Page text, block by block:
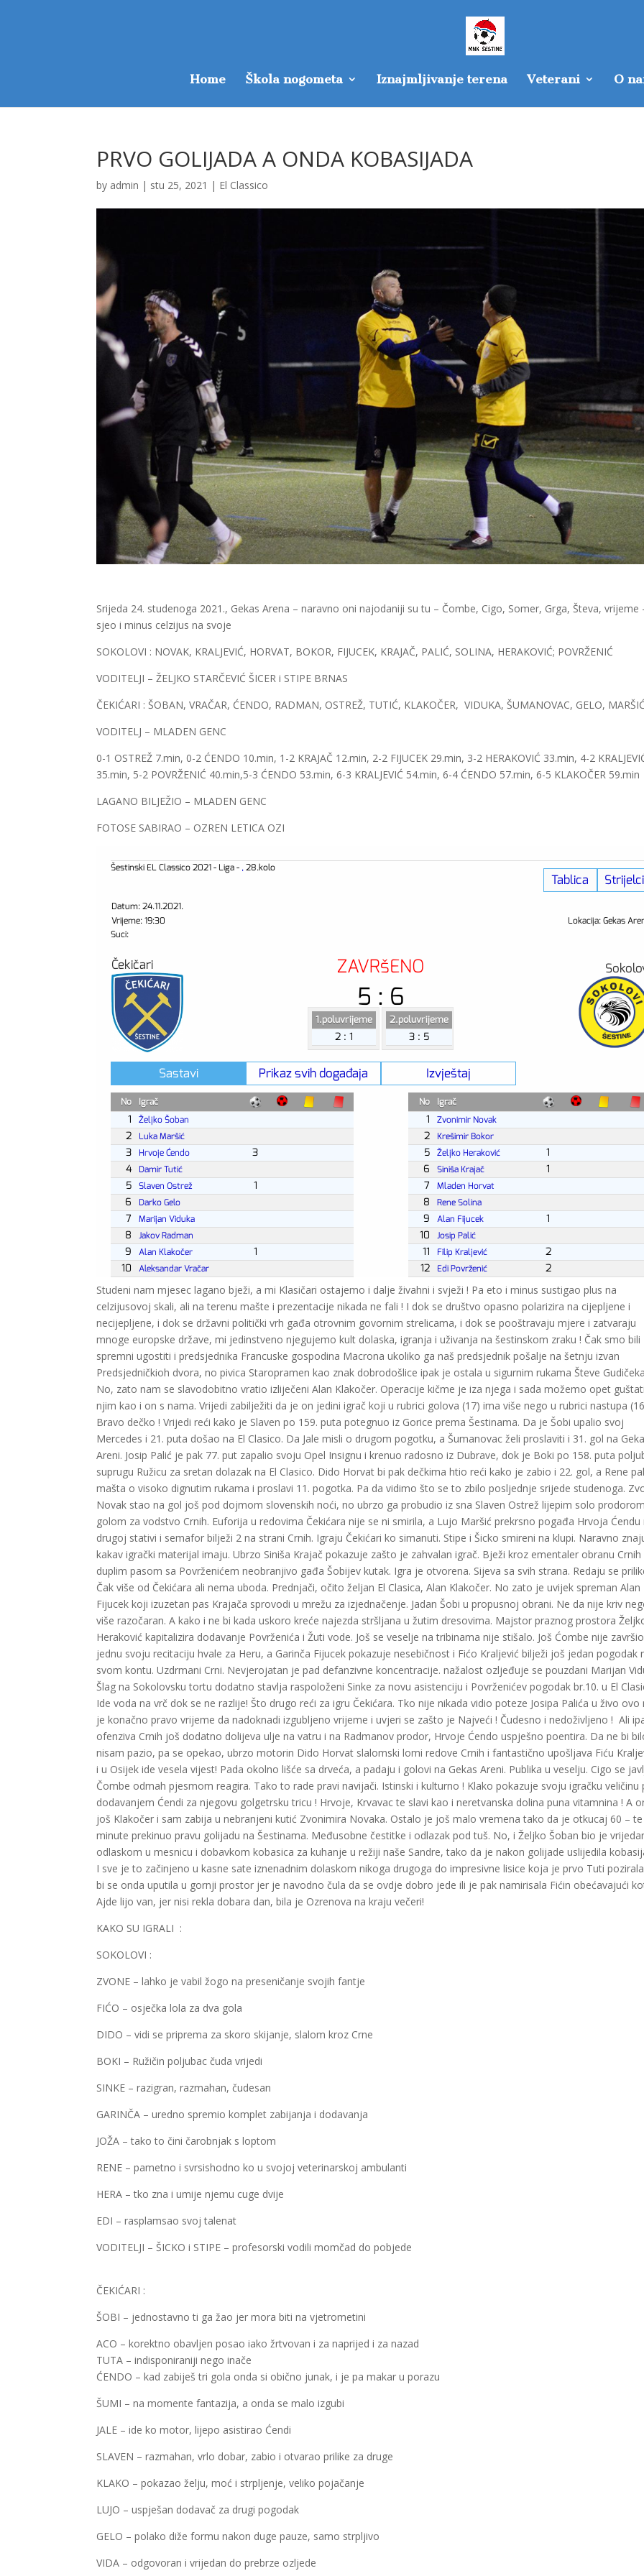
Home Škola nogometa Iznajmljivanje terena Veterani O
PRVO GOLIJADA A ONDA KOBASIJADA
by admin | stu 25, 2021 | El Classico
Srijeda 24. studenoga 2021., Gekas Arena – naravno oni najodaniji su tu – Čombe, Cigo, Somer, Grga, Števa, vrijeme
sjeo i minus celzijus na svoje
SOKOLOVI : NOVAK, KRALJEVIĆ, HORVAT, BOKOR, FIJUCEK, KRAJAČ, PALIĆ, SOLINA, HERAKOVIĆ; POVRŽENIĆ
VODITELJI – ŽELJKO STARČEVIĆ ŠICER i STIPE BRNAS
ČEKIĆARI : ŠOBAN, VRAČAR, ĆENDO, RADMAN, OSTREŽ, TUTIĆ, KLAKOČER, VIDUKA, ŠUMANOVAC, GELO,
VODITELJ – MLADEN GENC
0-1 OSTREŽ 7.min, 0-2 ĆENDO 10.min, 1-2 KRAJAČ 12.min, 2-2 FIJUCEK 29.min, 3-2 HERAKOVIĆ 33.min, 4-2
35.min, 5-2 POVRŽENIĆ 40.min,5-3 ĆENDO 53.min, 6-3 KRALJEVIĆ 54.min, 6-4 ĆENDO 57.min, 6-5 KLAKOČER 59.min
LAGANO BILJEŽIO – MLADEN GENC
FOTOSE SABIRAO – OZREN LETICA OZI
Studeni nam mjesec lagano bježi, a mi Klasičari ostajemo i dalje živahni i svježi ! Pa eto i minus sustigao plus na
celzijusovoj skali, ali na terenu mašte i prezentacije nikada ne fali ! I dok se društvo opasno polarizira na cijepljene i
necijepljene, i dok se državni politički vrh gađa otrovnim govornim strelicama, i dok se pooštravaju mjere i zatvaraju
mnoge europske države, mi jedinstveno njegujemo kult dolaska, igranja i uživanja na šestinskom zraku ! Čak smo bili
spremni ugostiti i predsjednika Francuske gospodina Macrona ukoliko ga naš predsjednik pošalje na šetnju izvan
Predsjedničkioh dvora, no pivica Staropramen kao znak dobrodošlice ipak je ostala u sigurnim rukama Števe
No, zato nam se slavodobitno vratio izliječeni Alan Klakočer. Operacije kičme je iza njega i sada možemo opet
njim kao i on s nama. Vrijedi zabilježiti da je on jedini igrač koji u rubrici golova (17) ima više nego u rubrici nastupa
Bravo dečko ! Vrijedi reći kako je Slaven po 159. puta potegnuo iz Gorice prema Šestinama. Da je Šobi upalio svoj
Mercedes i 21. puta došao na El Clasico. Da Jale misli o drugom pogotku, a Šumanovac želi proslaviti i 31. gol na
Areni. Josip Palić je pak 77. put zapalio svoju Opel Insignu i krenuo radosno iz Dubrave, dok je Boki po 158. puta
suprugu Ružicu za sretan dolazak na El Clasico. Dido Horvat bi pak dečkima htio reći kako je zabio i 22. gol, a Rene
mašta o visoko dignutim rukama i proslavi 11. pogotka. Pa da vidimo što se to zbilo posljednje srijede studenoga.
Novak stao na gol još pod dojmom slovenskih noći, no ubrzo ga probudio iz sna Slaven Ostrež lijepim solo
golom za vodstvo Crnih. Euforija u redovima Čekićara nije se ni smirila, a Lujo Maršić prekrsno pogađa Hrvoja Ćendu
drugoj stativi i semafor bilježi 2 na strani Crnih. Igraju Čekićari ko simanuti. Stipe i Šicko smireni na klupi. Naravno
kakav igrački materijal imaju. Ubrzo Siniša Krajač pokazuje zašto je zahvalan igrač. Bježi kroz ementaler obranu Crnih
duplim pasom sa Povrženićem neobranjivo gađa Šobijev kutak. Igra je otvorena. Sijeva sa svih strana. Redaju se
Čak više od Čekićara ali nema uboda. Prednjači, očito željan El Clasica, Alan Klakočer. No zato je uvijek spreman Alan
Fijucek koji izuzetan pas Krajača sprovodi u mrežu za izjednačenje. Jadan Šobi u propusnoj obrani. Ne da nije kriv
više razočaran. A kako i ne bi kada uskoro kreće najezda stršljana u žutim dresovima. Majstor praznog prostora
Heraković kapitalizira dodavanje Povrženića i Žuti vode. Još se veselje na tribinama nije stišalo. Još Ćombe nije završio
jednu svoju recitaciju hvale za Heru, a Garinča Fijucek pokazuje nesebičnost i Fićo Kraljević bilježi još jedan pogodak
svom kontu. Uzdrmani Crni. Nevjerojatan je pad defanzivne koncentracije. nažalost ozljeđuje se pouzdani Marijan
Šlag na Sokolovsku tortu dodatno stavlja raspoloženi Sinke za novu asistenciju i Povrženićev pogodak br.10. u El
Ide voda na vrč dok se ne razlije! Što drugo reći za igru Čekićara. Tko nije nikada vidio poteze Josipa Palića u živo ovo
je konačno pravo vrijeme da nadoknadi izgubljeno vrijeme i uvjeri se zašto je Najveći ! Čudesno i nedoživljeno ! Ali
ofenziva Crnih još dodatno dolijeva ulje na vatru i na Radmanov prodor, Hrvoje Ćendo uspješno poentira. Da ne bi
nisam pazio, pa se opekao, ubrzo motorin Dido Horvat slalomski lomi redove Crnih i fantastično upošljava Fiću
i u Osijek ide vesela vijest! Pada okolno lišće sa drveća, a padaju i golovi na Gekas Areni. Publika u veselju. Cigo se
Čombe odmah pjesmom reagira. Tako to rade pravi navijači. Istinski i kulturno ! Klako pokazuje svoju igračku veličinu
dodavanjem Ćendi za njegovu golgetrsku tricu ! Hrvoje, Krvavac te slavi kao i neretvanska dolina puna vitamnina ! A
još Klakočer i sam zabija u nebranjeni kutić Zvonimira Novaka. Ostalo je još malo vremena tako da je otkucaj 60 – te
minute prekinuo pravu golijadu na Šestinama. Međusobne čestitke i odlazak pod tuš. No, i Željko Šoban bio je
odlaskom u mesnicu i dobavkom kobasica za kuhanje u režiji naše Sandre, tako da je nakon golijade uslijedila
I sve je to začinjeno u kasne sate iznenadnim dolaskom nikoga drugoga do impresivne lisice koja je prvo Tuti
bi se onda uputila u gornji prostor jer je navodno čula da se ovdje dobro jede ili je pak namirisala Fićin obećavajući
Ajde lijo van, jer nisi rekla dobara dan, bila je Ozrenova na kraju večeri!
KAKO SU IGRALI :
SOKOLOVI :
ZVONE – lahko je vabil žogo na preseničanje svojih fantje
FIĆO – osječka lola za dva gola
DIDO – vidi se priprema za skoro skijanje, slalom kroz Crne
BOKI – Ružičin poljubac čuda vrijedi
SINKE – razigran, razmahan, čudesan
GARINČA – uredno spremio komplet zabijanja i dodavanja
JOŽA – tako to čini čarobnjak s loptom
RENE – pametno i svrsishodno ko u svojoj veterinarskoj ambulanti
HERA – tko zna i umije njemu cuge dvije
EDI – rasplamsao svoj talenat
VODITELJI – ŠICKO i STIPE – profesorski vodili momčad do pobjede
ČEKIĆARI :
ŠOBI – jednostavno ti ga žao jer mora biti na vjetrometini
ACO – korektno obavljen posao iako žrtvovan i za naprijed i za nazad
TUTA – indisponiraniji nego inače
ĆENDO – kad zabiješ tri gola onda si obično junak, i je pa makar u porazu
ŠUMI – na momente fantazija, a onda se malo izgubi
JALE – ide ko motor, lijepo asistirao Ćendi
SLAVEN – razmahan, vrlo dobar, zabio i otvarao prilike za druge
KLAKO – pokazao želju, moć i strpljenje, veliko pojačanje
LUJO – uspješan dodavač za drugi pogodak
GELO – polako diže formu nakon duge pauze, samo strpljivo
VIDA – odgovoran i vrijedan do prebrze ozljede